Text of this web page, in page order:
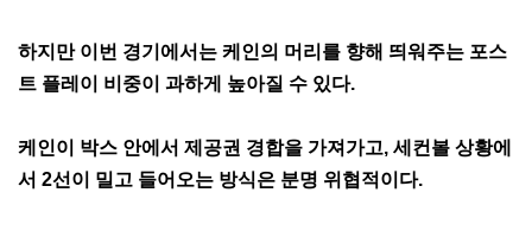
하지만 이번 경기에서는 케인의 머리를 향해 띄워주는 포스
트 플레이 비중이 과하게 높아질 수 있다.
케인이 박스 안에서 제공권 경합을 가져가고, 세컨볼 상황에
서 2선이 밀고 들어오는 방식은 분명 위협적이다.